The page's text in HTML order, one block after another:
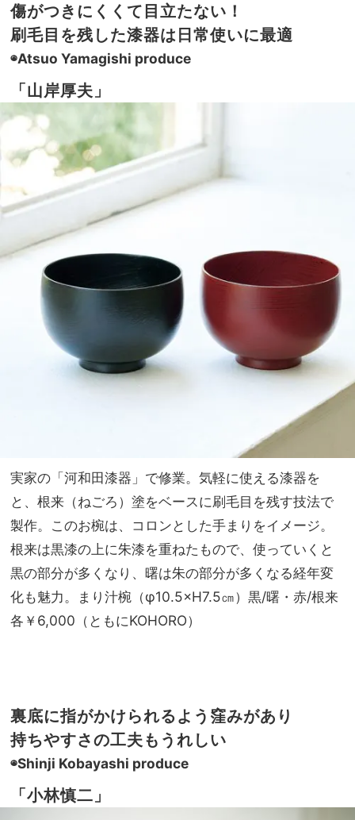
傷がつきにくくて目立たない！
刷毛目を残した漆器は日常使いに最適
◉Atsuo Yamagishi produce
「山岸厚夫」
実家の「河和田漆器」で修業。気軽に使える漆器を
と、根来（ねごろ）塗をベースに刷毛目を残す技法で
製作。このお椀は、コロンとした手まりをイメージ。
根来は黒漆の上に朱漆を重ねたもので、使っていくと
黒の部分が多くなり、曙は朱の部分が多くなる経年変
化も魅力。まり汁椀（φ10.5×H7.5㎝）黒/曙・赤/根来
各￥6,000（ともにKOHORO）
裏底に指がかけられるよう窪みがあり
持ちやすさの工夫もうれしい
◉Shinji Kobayashi produce
「小林慎二」